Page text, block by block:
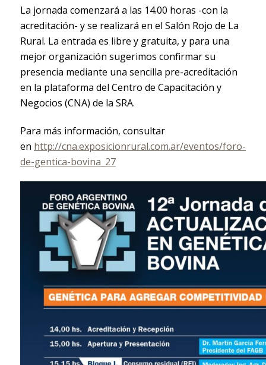
La jornada comenzará a las 14.00 horas -con la
acreditación- y se realizará en el Salón Rojo de La
Rural. La entrada es libre y gratuita, y para una
mejor organización sugerimos confirmar su
presencia mediante una sencilla pre-acreditación
en la plataforma del Centro de Capacitación y
Negocios (CNA) de la SRA.
Para más información, consultar
en http://cna.exposicionrural.com.ar/eventos/foro-
de-gentica-bovina_27